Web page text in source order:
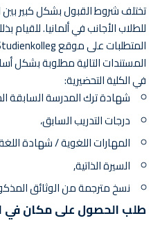
تختلف شروط القبول بشكل كبير بين
للطلاب الأجانب في ألمانيا.
المتطلبات على موقع Studienkolleg.
المستندات التالية مطلوبة
في الكلية التحضيرية:
شهادة ترك المدرسة السابقة
درجات التدريب السابق،
المهارات اللغوية / شهادة
السيرة الذاتية,
نسخ مترجمة من الوثائق
طلب الحصول على مكان في